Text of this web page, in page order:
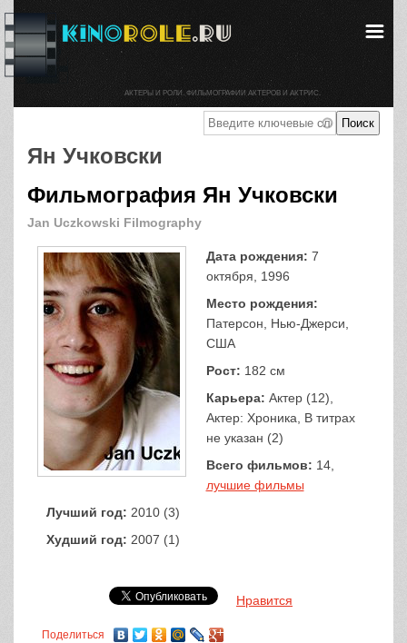
Ян Учковски
Фильмография Ян Учковски
Jan Uczkowski Filmography
Дата рождения: 7
октября, 1996
Место рождения:
Патерсон, Нью-Джерси,
США
Рост: 182 см
Карьера: Актер (12),
Актер: Хроника, В титрах
не указан (2)
Всего фильмов: 14,
лучшие фильмы
Лучший год: 2010 (3)
Худший год: 2007 (1)
Нравится
Поделиться
АКТЕРЫ И РОЛИ. ФИЛЬМОГРАФИИ АКТЕРОВ И АКТРИС.